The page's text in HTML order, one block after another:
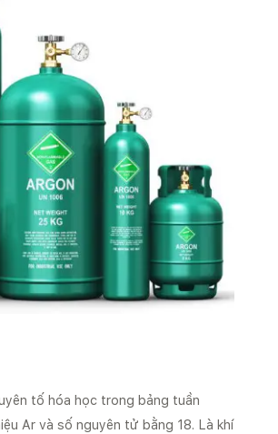
tố hóa học trong bảng tuần
Ar và số nguyên tử bằng 18. Là khí